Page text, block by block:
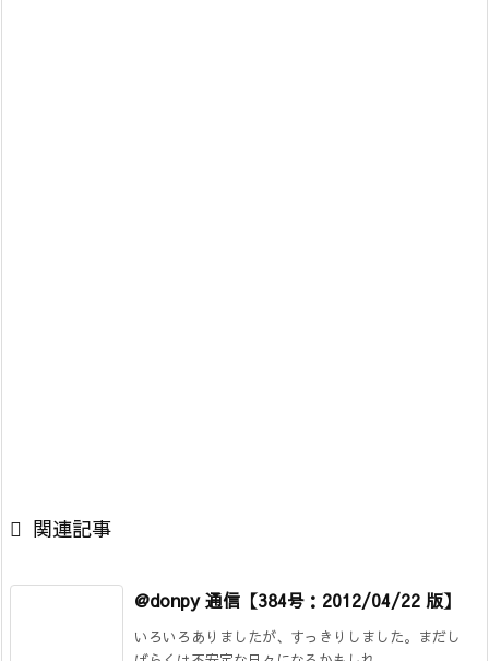
 関連記事
@donpy 通信【384号：2012/04/22 版】
いろいろありましたが、すっきりしました。まだし